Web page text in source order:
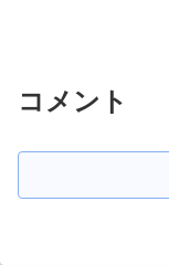
コメント